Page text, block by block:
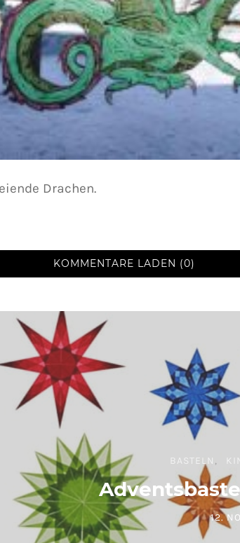
Drachen.
KOMMENTARE LADEN (0)
BASTELN
12.